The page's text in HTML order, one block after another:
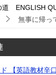
道 ENGLISH
無事に帰っ
【英語教材辛